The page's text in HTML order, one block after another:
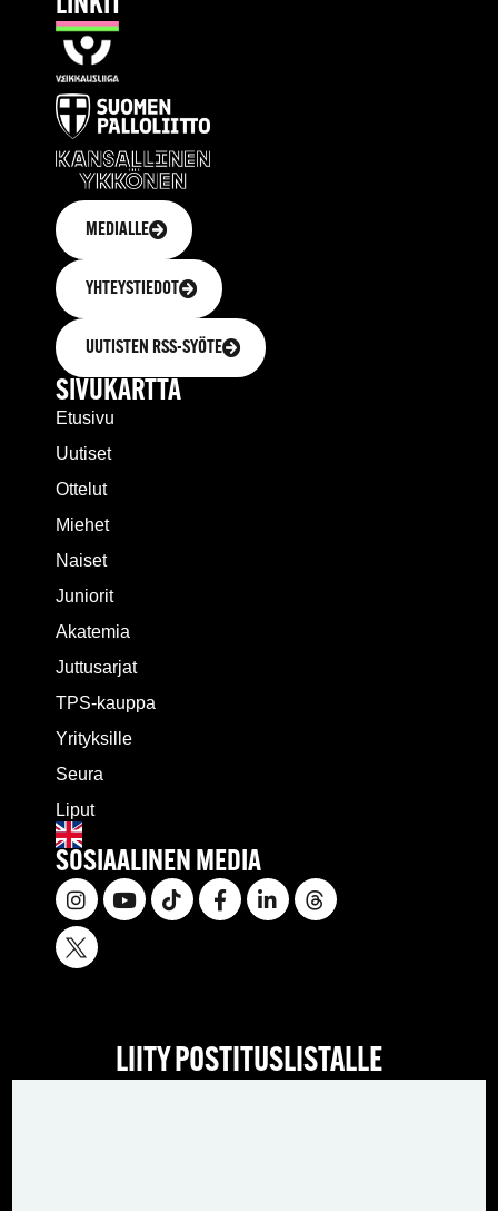
LINKIT
MEDIALLE
YHTEYSTIEDOT
UUTISTEN RSS-SYÖTE
SIVUKARTTA
Etusivu
Uutiset
Ottelut
Miehet
Naiset
Juniorit
Akatemia
Juttusarjat
TPS-kauppa
Yrityksille
Seura
Liput
SOSIAALINEN MEDIA
LIITY POSTITUSLISTALLE